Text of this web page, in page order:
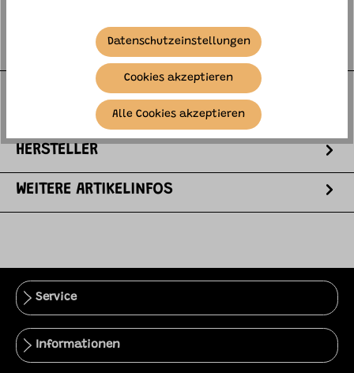
BESCHREIBUNG
Mit unserer hübschen Kameratasche aus Silikon
kannst du deine Zoofamily-Kameras und Walkie-
Talkies stilvoll schützen und tra…mehr
HERSTELLER
WEITERE ARTIKELINFOS
Service
Informationen
Datenschutzeinstellungen
Cookies akzeptieren
Alle Cookies akzeptieren